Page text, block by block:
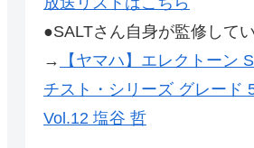
●SALTさん自身が監修して
→
【ヤマハ】エレクトーン
チスト・シリーズ グレード
Vol.12 塩谷 哲